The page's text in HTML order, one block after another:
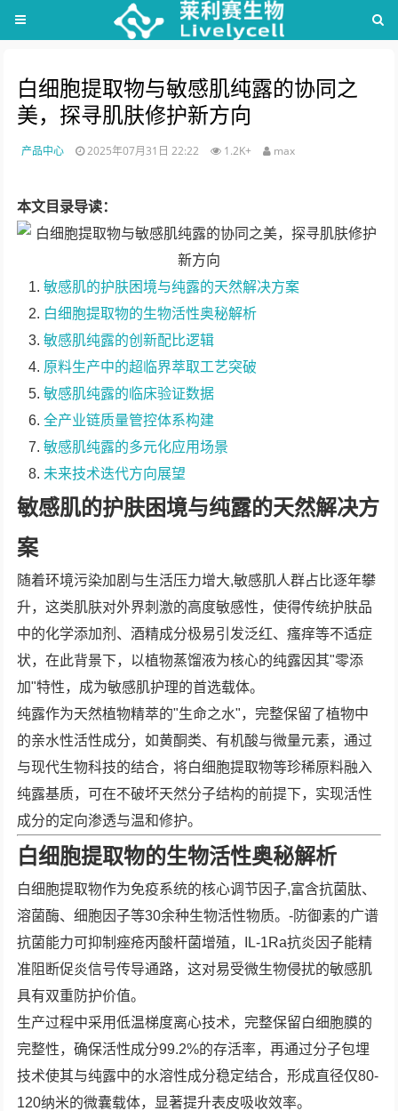
白细胞提取物与敏感肌纯露的协同之
美，探寻肌肤修护新方向
产品中心 2025年07月31日 22:22 1.2K+ max
本文目录导读：
敏感肌的护肤困境与纯露的天然解决方案
白细胞提取物的生物活性奥秘解析
敏感肌纯露的创新配比逻辑
原料生产中的超临界萃取工艺突破
敏感肌纯露的临床验证数据
全产业链质量管控体系构建
敏感肌纯露的多元化应用场景
未来技术迭代方向展望
敏感肌的护肤困境与纯露的天然解决方
案
随着环境污染加剧与生活压力增大,敏感肌人群占比逐年攀
升，这类肌肤对外界刺激的高度敏感性，使得传统护肤品
中的化学添加剂、酒精成分极易引发泛红、瘙痒等不适症
状，在此背景下，以植物蒸馏液为核心的纯露因其"零添
加"特性，成为敏感肌护理的首选载体。
纯露作为天然植物精萃的"生命之水"，完整保留了植物中
的亲水性活性成分，如黄酮类、有机酸与微量元素，通过
与现代生物科技的结合，将白细胞提取物等珍稀原料融入
纯露基质，可在不破坏天然分子结构的前提下，实现活性
成分的定向渗透与温和修护。
白细胞提取物的生物活性奥秘解析
白细胞提取物作为免疫系统的核心调节因子,富含抗菌肽、
溶菌酶、细胞因子等30余种生物活性物质。-防御素的广谱
抗菌能力可抑制痤疮丙酸杆菌增殖，IL-1Ra抗炎因子能精
准阻断促炎信号传导通路，这对易受微生物侵扰的敏感肌
具有双重防护价值。
生产过程中采用低温梯度离心技术，完整保留白细胞膜的
完整性，确保活性成分99.2%的存活率，再通过分子包埋
技术使其与纯露中的水溶性成分稳定结合，形成直径仅80-
120纳米的微囊载体，显著提升表皮吸收效率。